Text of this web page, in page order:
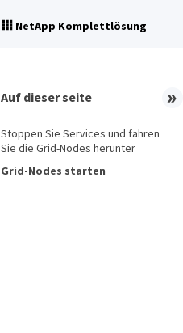
NetApp Komplettlösung
Auf dieser seite
Stoppen Sie Services und fahren
Sie die Grid-Nodes herunter
Grid-Nodes starten